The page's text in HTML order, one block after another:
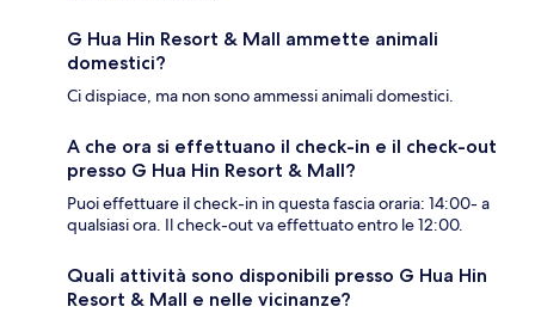
G Hua Hin Resort & Mall ammette animali
domestici?
Ci dispiace, ma non sono ammessi animali domestici.
A che ora si effettuano il check-in e il check-out
presso G Hua Hin Resort & Mall?
Puoi effettuare il check-in in questa fascia oraria: 14:00- a
qualsiasi ora. Il check-out va effettuato entro le 12:00.
Quali attività sono disponibili presso G Hua Hin
Resort & Mall e nelle vicinanze?